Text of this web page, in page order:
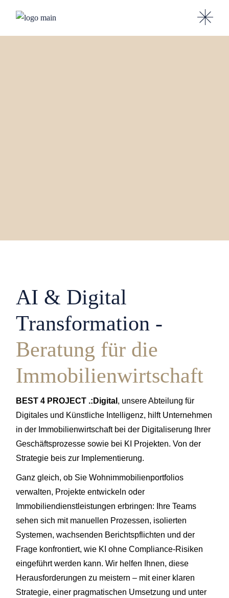
AI & Digital
Transformation -
Beratung für die
Immobilienwirtschaft
BEST 4 PROJECT .:Digital , unsere Abteilung für
Digitales und Künstliche Intelligenz, hilft Unternehmen
in der Immobilienwirtschaft bei der Digitaliserung Ihrer
Geschäftsprozesse sowie bei KI Projekten. Von der
Strategie beis zur Implementierung.
Ganz gleich, ob Sie Wohnimmobilienportfolios
verwalten, Projekte entwickeln oder
Immobiliendienstleistungen erbringen: Ihre Teams
sehen sich mit manuellen Prozessen, isolierten
Systemen, wachsenden Berichtspflichten und der
Frage konfrontiert, wie KI ohne Compliance-Risiken
eingeführt werden kann. Wir helfen Ihnen, diese
Herausforderungen zu meistern – mit einer klaren
Strategie, einer pragmatischen Umsetzung und unter